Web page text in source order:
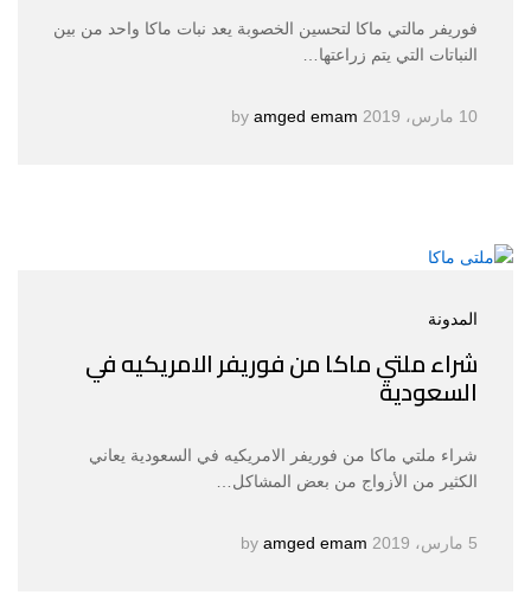
فوريفر مالتي ماكا لتحسين الخصوبة يعد نبات ماكا واحد من بين
النباتات التي يتم زراعتها…
10 مارس، 2019 amged emam
المدونة
شراء ملتي ماكا من فوريفر الامريكيه في
السعودية
شراء ملتي ماكا من فوريفر الامريكيه في السعودية يعاني
الكثير من الأزواج من بعض المشاكل…
5 مارس، 2019 amged emam